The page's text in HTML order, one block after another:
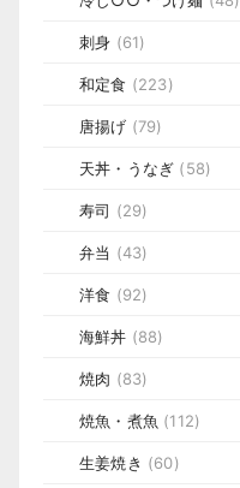
刺身 (61)
和定食 (223)
唐揚げ (79)
天丼・うなぎ (58)
寿司 (29)
弁当 (43)
洋食 (92)
海鮮丼 (88)
焼肉 (83)
焼魚・煮魚 (112)
生姜焼き (60)